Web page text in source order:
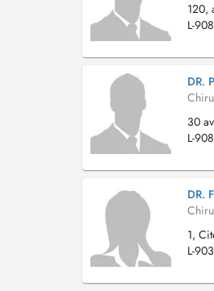
120,
L-
DR.
30
L-
DR.
1,
L-